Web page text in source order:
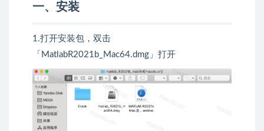
一、安装
1.打开安装包，双击
「MatlabR2021b_Mac64.dmg」打开